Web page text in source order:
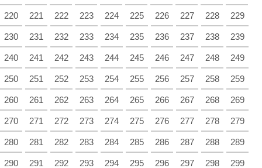
220 221 222 223 224 225 226 227 228 229
230 231 232 233 234 235 236 237 238 239
240 241 242 243 244 245 246 247 248 249
250 251 252 253 254 255 256 257 258 259
260 261 262 263 264 265 266 267 268 269
270 271 272 273 274 275 276 277 278 279
280 281 282 283 284 285 286 287 288 289
290 291 292 293 294 295 296 297 298 299